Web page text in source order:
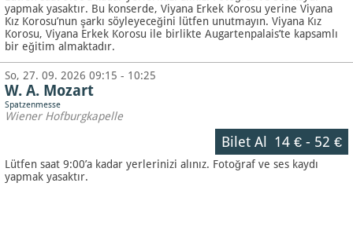
yapmak yasaktır. Bu konserde, Viyana Erkek Korosu yerine Viyana
Kız Korosu’nun şarkı söyleyeceğini lütfen unutmayın. Viyana Kız
Korosu, Viyana Erkek Korosu ile birlikte Augartenpalais’te kapsamlı
bir eğitim almaktadır.
So, 27. 09. 2026 09:15 - 10:25
W. A. Mozart
Spatzenmesse
Wiener Hofburgkapelle
Bilet Al 14 €- 52 €
Lütfen saat 9:00’a kadar yerlerinizi alınız. Fotoğraf ve ses kaydı
yapmak yasaktır.